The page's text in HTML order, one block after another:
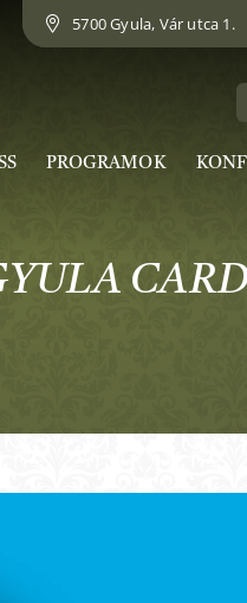
5700 Gyula, Vár utca 1.
PROGRAMOK